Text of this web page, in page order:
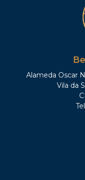
Alameda Oscar
Vila da